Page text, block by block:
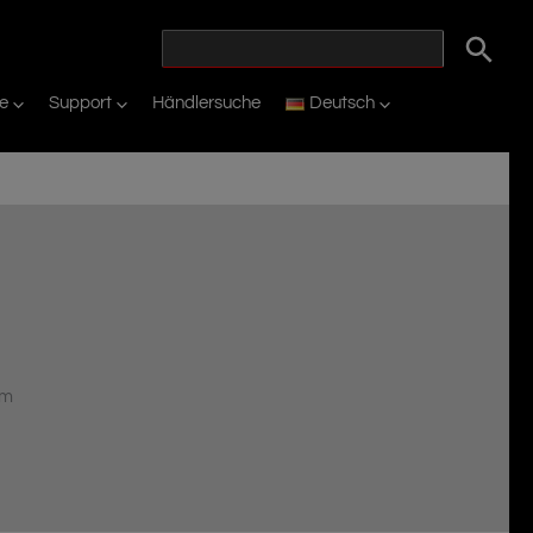
Support Händlersuche Deutsch